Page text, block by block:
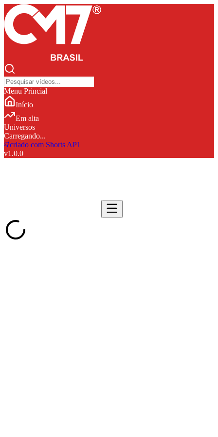
Menu Princial
Início
Em alta
Universos
Carregando...
criado com Shorts API
v1.0.0